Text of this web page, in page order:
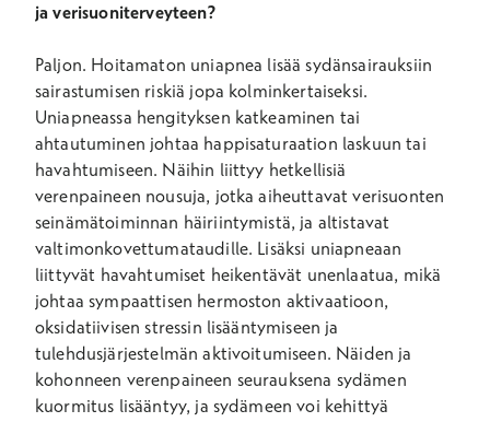
ja verisuoniterveyteen?
Paljon. Hoitamaton uniapnea lisää sydänsairauksiin
sairastumisen riskiä jopa kolminkertaiseksi.
Uniapneassa hengityksen katkeaminen tai
ahtautuminen johtaa happisaturaation laskuun tai
havahtumiseen. Näihin liittyy hetkellisiä
verenpaineen nousuja, jotka aiheuttavat verisuonten
seinämätoiminnan häiriintymistä, ja altistavat
valtimonkovettumataudille. Lisäksi uniapneaan
liittyvät havahtumiset heikentävät unenlaatua, mikä
johtaa sympaattisen hermoston aktivaatioon,
oksidatiivisen stressin lisääntymiseen ja
tulehdusjärjestelmän aktivoitumiseen. Näiden ja
kohonneen verenpaineen seurauksena sydämen
kuormitus lisääntyy, ja sydämeen voi kehittyä